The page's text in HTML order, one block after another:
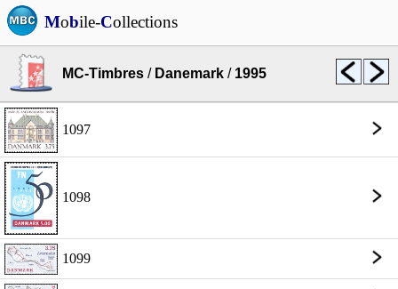
Mobile-Collections
MC-Timbres / Danemark / 1995
1097
1098
1099